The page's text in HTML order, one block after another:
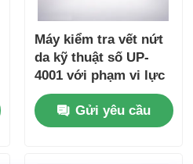
Máy kiểm tra vết nứt
da kỹ thuật số UP-
4001 với phạm vi lực
0 ~ 1000N Quả bóng
thép Φ6,35mm và độ
chính xác lực ± 1% để
Gửi yêu cầu